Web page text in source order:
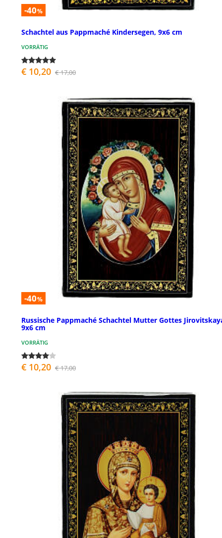
-40%
Schachtel aus Pappmaché Kindersegen, 9x6 cm
VORRÄTIG
€ 10,20 € 17,00
-40%
Russische Pappmaché Schachtel Mutter Gottes
9x6 cm
VORRÄTIG
€ 10,20 € 17,00